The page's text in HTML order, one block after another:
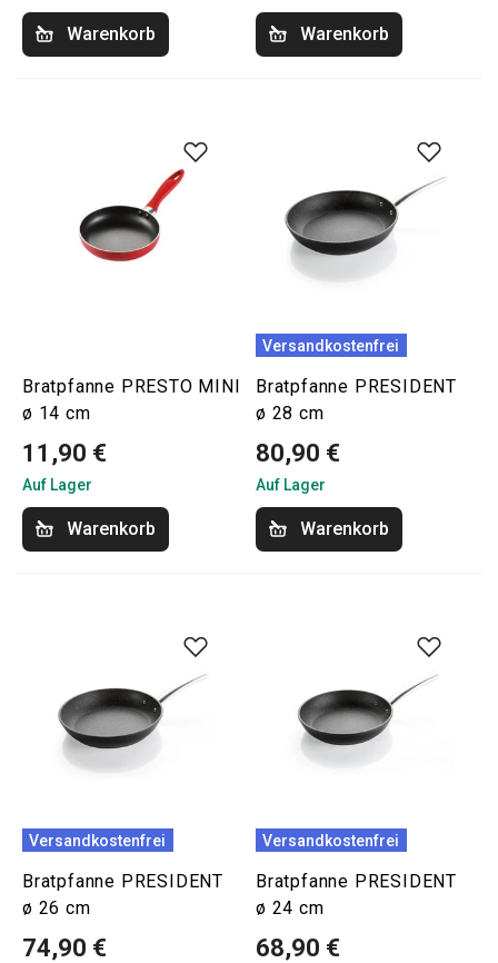
Warenkorb Warenkorb
Bratpfanne PRESTO MINI
ø 14 cm
11,90 €
Auf Lager
Warenkorb
Versandkostenfrei
Bratpfanne PRESIDENT
ø 28 cm
80,90 €
Auf Lager
Warenkorb
Versandkostenfrei
Bratpfanne PRESIDENT
ø 26 cm
74,90 €
Versandkostenfrei
Bratpfanne PRESIDENT
ø 24 cm
68,90 €